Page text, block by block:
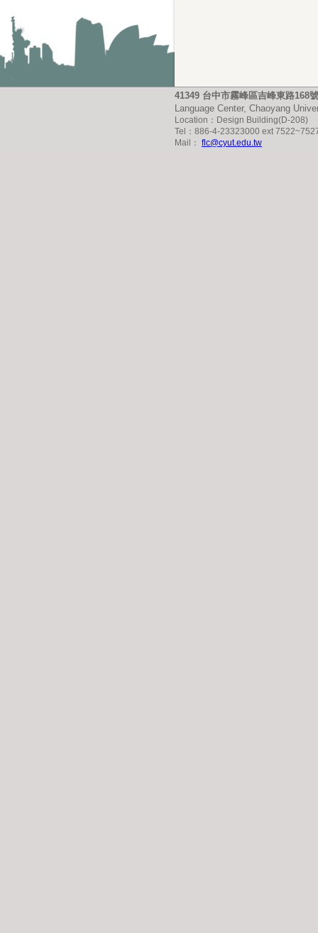
41349 台中市霧峰區吉峰東路168
Language Center, Chaoyang
Location：Design Building(D-208)
Tel：886-4-23323000 ext
Mail： flc@cyut.edu.tw